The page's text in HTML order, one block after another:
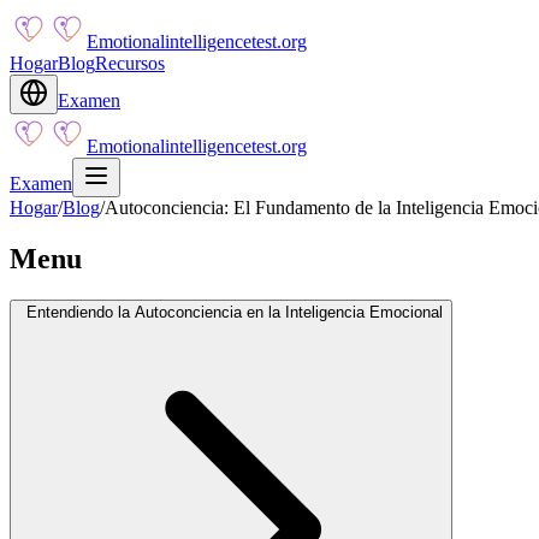
Emotionalintelligencetest.org
HogarBlogRecursos
Examen
Emotionalintelligencetest.org
Examen
Hogar/Blog/Autoconciencia: El Fundamento de la Inteligencia
Menu
Entendiendo la Autoconciencia en la Inteligencia Emocional